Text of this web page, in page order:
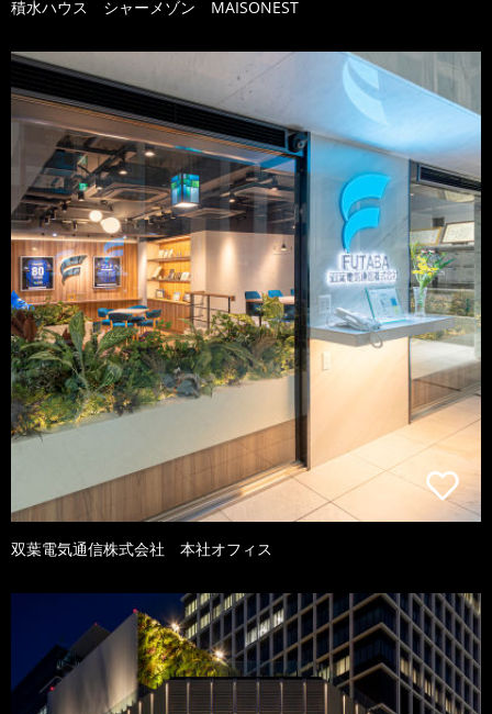
積水ハウス シャーメゾン MAISONEST
双葉電気通信株式会社 本社オフィス